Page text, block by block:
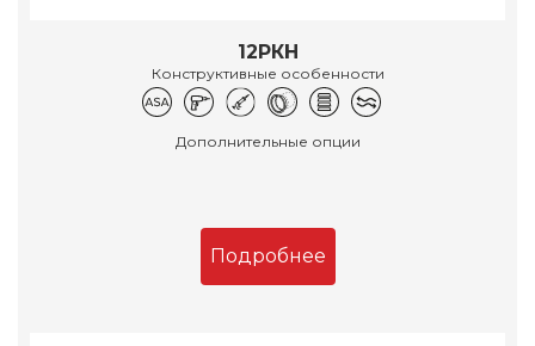
12РКН
Конструктивные особенности
Дополнительные опции
Подробнее